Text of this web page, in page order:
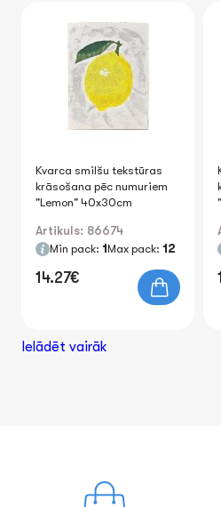
Kvarca smilšu tekstūras
krāsošana pēc numuriem
"Lemon" 40x30cm
Artikuls: 86674
Min pack: 1Max pack: 12
14.27€
Ielādēt vairāk